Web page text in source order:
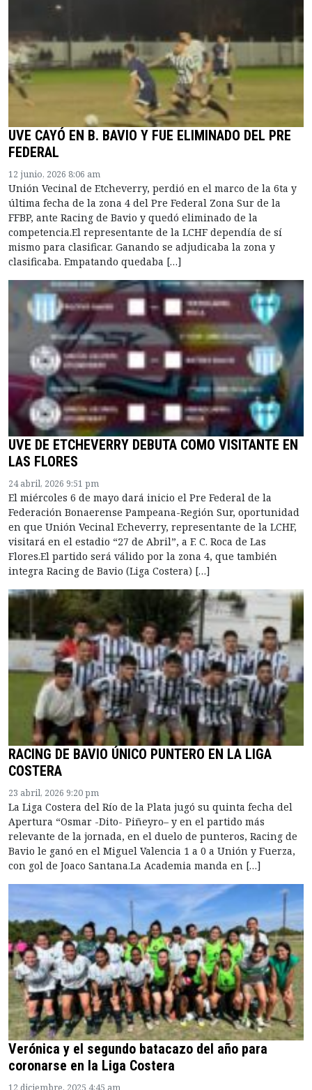
UVE CAYÓ EN B. BAVIO Y FUE ELIMINADO DEL PRE
FEDERAL
12 junio, 2026 8:06 am
Unión Vecinal de Etcheverry, perdió en el marco de la 6ta y
última fecha de la zona 4 del Pre Federal Zona Sur de la
FFBP, ante Racing de Bavio y quedó eliminado de la
competencia.El representante de la LCHF dependía de sí
mismo para clasificar. Ganando se adjudicaba la zona y
clasificaba. Empatando quedaba […]
UVE DE ETCHEVERRY DEBUTA COMO VISITANTE EN
LAS FLORES
24 abril, 2026 9:51 pm
El miércoles 6 de mayo dará inicio el Pre Federal de la
Federación Bonaerense Pampeana-Región Sur, oportunidad
en que Unión Vecinal Echeverry, representante de la LCHF,
visitará en el estadio “27 de Abril”, a F. C. Roca de Las
Flores.El partido será válido por la zona 4, que también
integra Racing de Bavio (Liga Costera) […]
RACING DE BAVIO ÚNICO PUNTERO EN LA LIGA
COSTERA
23 abril, 2026 9:20 pm
La Liga Costera del Río de la Plata jugó su quinta fecha del
Apertura “Osmar -Dito- Piñeyro– y en el partido más
relevante de la jornada, en el duelo de punteros, Racing de
Bavio le ganó en el Miguel Valencia 1 a 0 a Unión y Fuerza,
con gol de Joaco Santana.La Academia manda en […]
Verónica y el segundo batacazo del año para
coronarse en la Liga Costera